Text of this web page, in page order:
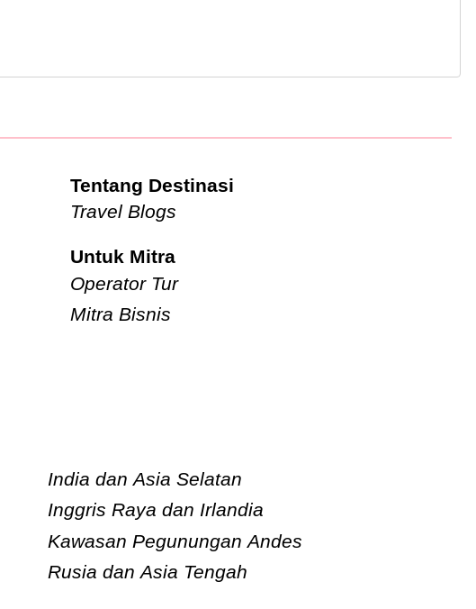
Tentang Destinasi
Travel Blogs
Untuk Mitra
Operator Tur
Mitra Bisnis
India dan Asia Selatan
Inggris Raya dan Irlandia
Kawasan Pegunungan Andes
Rusia dan Asia Tengah